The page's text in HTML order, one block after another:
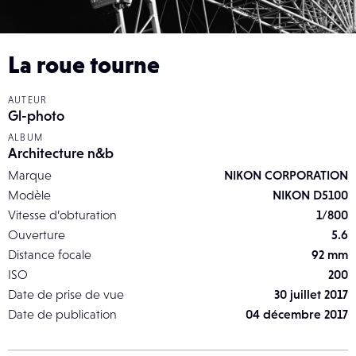
La roue tourne
AUTEUR
Gl-photo
ALBUM
Architecture n&b
Marque
NIKON CORPORATION
Modèle
NIKON D5100
Vitesse d’obturation
1/800
Ouverture
5.6
Distance focale
92 mm
ISO
200
Date de prise de vue
30 juillet 2017
Date de publication
04 décembre 2017